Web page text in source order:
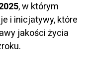
, w którym
i inicjatywy, które
jakości życia